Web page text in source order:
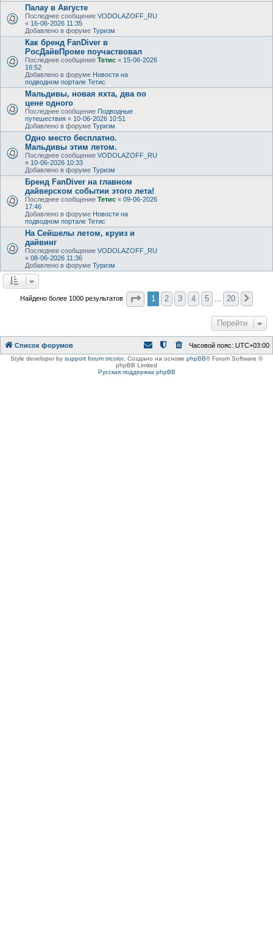
Палау в Августе
Последнее сообщение VODOLAZOFF_RU
« 16-06-2026 11:35
Добавлено в форуме Туризм
Как бренд FanDiver в
РосДайвПроме поучаствовал
Последнее сообщение Тетис « 15-06-2026
16:52
Добавлено в форуме Новости на
подводном портале Тетис
Мальдивы, новая яхта, два по
цене одного
Последнее сообщение Подводные
путешествия « 10-06-2026 10:51
Добавлено в форуме Туризм
Одно место бесплатно.
Мальдивы этим летом.
Последнее сообщение VODOLAZOFF_RU
« 10-06-2026 10:33
Добавлено в форуме Туризм
Бренд FanDiver на главном
дайверском событии этого лета!
Последнее сообщение Тетис « 09-06-2026
17:46
Добавлено в форуме Новости на
подводном портале Тетис
На Сейшелы летом, круиз и
дайвинг
Последнее сообщение VODOLAZOFF_RU
« 08-06-2026 11:36
Добавлено в форуме Туризм
Найдено более 1000 результатов Страница1 из
1 2 3 4 5 20
Перейти
Список форумов Часовой пояс: UTC+03:00
Style developer by support forum tricolor, Создано на основе phpBB® Forum Software ©
phpBB Limited
Русская поддержка phpBB